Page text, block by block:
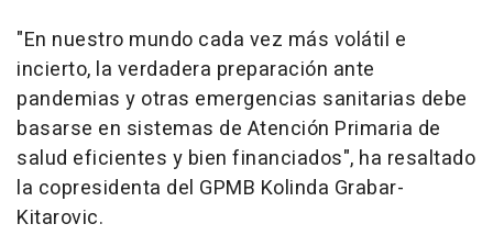
"En nuestro mundo cada vez más volátil e
incierto, la verdadera preparación ante
pandemias y otras emergencias sanitarias debe
basarse en sistemas de Atención Primaria de
salud eficientes y bien financiados", ha resaltado
la copresidenta del GPMB Kolinda Grabar-
Kitarovic.